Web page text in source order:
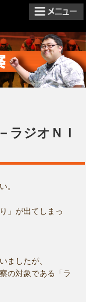
ラジオＮＩ
。
」が出てしまっ
ましたが、
の対象である「ラ